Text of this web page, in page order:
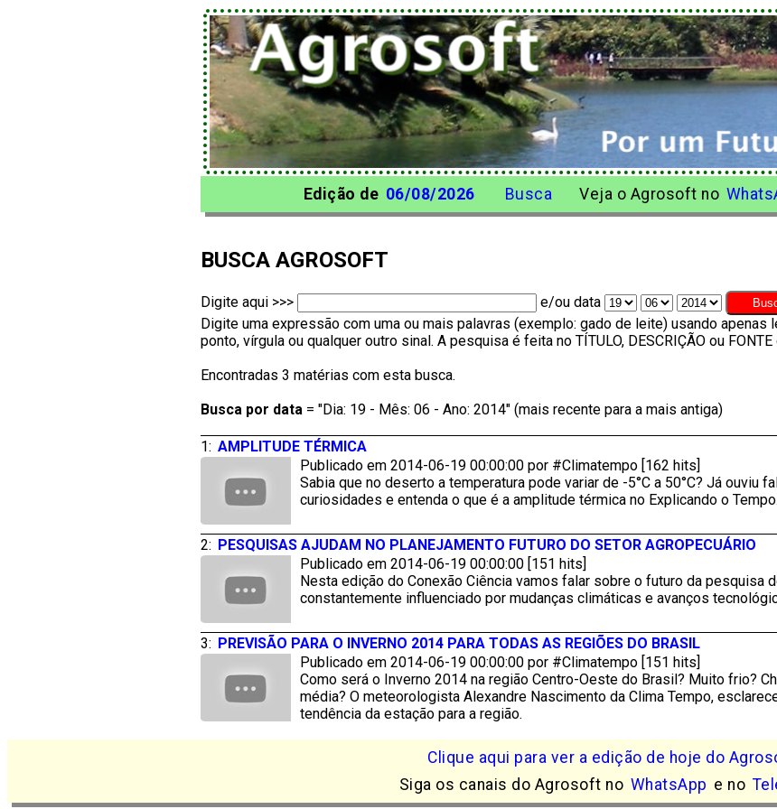
Edição de 06/08/2026 Busca Veja o Agrosoft no
BUSCA AGROSOFT
Digite aqui >>>
e/ou data
Digite uma expressão com uma ou mais palavras (exemplo: gado de leite) usando apenas
ponto, vírgula ou qualquer outro sinal. A pesquisa é feita no TÍTULO, DESCRIÇÃO ou FONTE
Encontradas 3 matérias com esta busca.
Busca por data = "Dia: 19 - Mês: 06 - Ano: 2014" (mais recente para a mais antiga)
1: AMPLITUDE TÉRMICA
Publicado em 2014-06-19 00:00:00 por #Climatempo [162 hits]
Sabia que no deserto a temperatura pode variar de -5°C a 50°C? Já ouviu
curiosidades e entenda o que é a amplitude térmica no Explicando o Tempo.
2: PESQUISAS AJUDAM NO PLANEJAMENTO FUTURO DO SETOR AGROPECUÁRIO
Publicado em 2014-06-19 00:00:00 [151 hits]
Nesta edição do Conexão Ciência vamos falar sobre o futuro da pesquisa
constantemente influenciado por mudanças climáticas e avanços
3: PREVISÃO PARA O INVERNO 2014 PARA TODAS AS REGIÕES DO BRASIL
Publicado em 2014-06-19 00:00:00 por #Climatempo [151 hits]
Como será o Inverno 2014 na região Centro-Oeste do Brasil? Muito frio?
média? O meteorologista Alexandre Nascimento da Clima Tempo,
tendência da estação para a região.
Clique aqui para ver a edição de hoje do
Siga os canais do Agrosoft no WhatsApp e no